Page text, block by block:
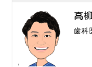
高
歯科